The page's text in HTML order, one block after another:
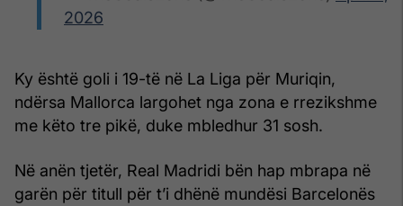
2026
Ky është goli i 19-të në La Liga për Muriqin,
ndërsa Mallorca largohet nga zona e rrezikshme
me këto tre pikë, duke mbledhur 31 sosh.
Në anën tjetër, Real Madridi bën hap mbrapa në
garën për titull për t’i dhënë mundësi Barcelonës